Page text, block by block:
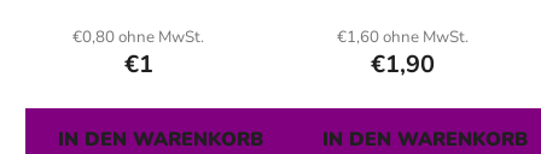
€0,80 ohne MwSt.
€1
IN DEN WARENKORB
€1,60 ohne MwSt.
€1,90
IN DEN WARENKORB